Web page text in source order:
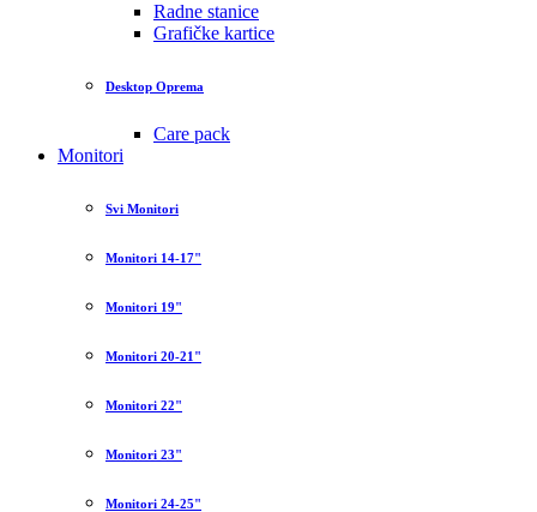
Radne stanice
Grafičke kartice
Desktop Oprema
Care pack
Monitori
Svi Monitori
Monitori 14-17"
Monitori 19"
Monitori 20-21"
Monitori 22"
Monitori 23"
Monitori 24-25"